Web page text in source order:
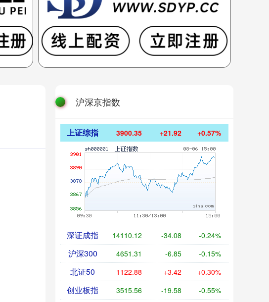
沪深京指数
上证综指 3900.35 +21.92 +0.57%
深证成指 14110.12 -34.08 -0.24%
沪深300 4651.31 -6.85 -0.15%
北证50 1122.88 +3.42 +0.30%
创业板指 3515.56 -19.58 -0.55%